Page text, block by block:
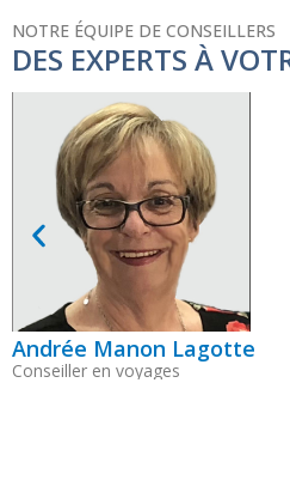
NOTRE ÉQUIPE DE CONSEILLERS
DES EXPERTS À
Andrée Manon Lagotte
Conseiller en voyages